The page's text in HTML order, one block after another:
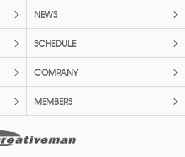
NEWS
SCHEDULE
COMPANY
MEMBERS